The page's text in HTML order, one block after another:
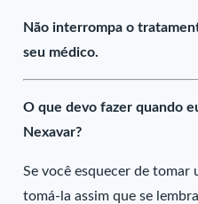
Não interrompa o
seu médico.
O que devo fazer quando
Nexavar?
Se você esquecer de tomar
tomá-la assim que se